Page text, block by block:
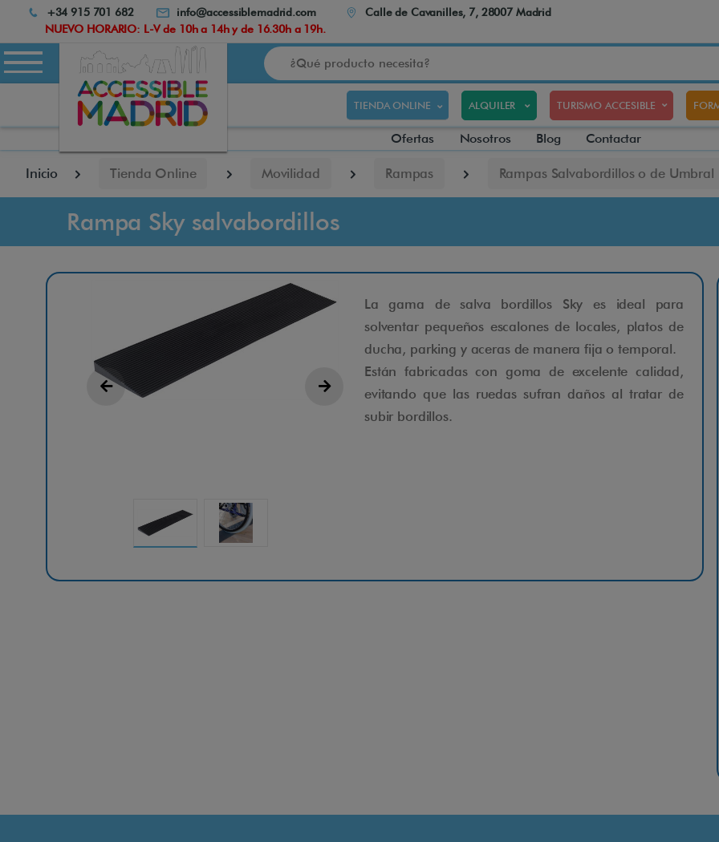
Atención:
sitio
cuenta
con
de
Control-
el
+34 915 701 682 info@accessiblemadrid.com
Calle de Cavanilles, 7, 28007 Madrid
NUEVO HORARIO: L-V de 10h a 14h y de 16.30h a 19h.
Buscar
TIENDA ONLINE ALQUILER TURISMO ACCESIBLE
Ofertas Nosotros Blog Contactar
Inicio Tienda Online Movilidad Rampas Rampas Salvabordillos o de Umbral
Rampa Sky salvabordillos
La gama de salva bordillos Sky es ideal para
solventar pequeños escalones de locales, platos de
ducha, parking y aceras de manera fija o temporal.
Están fabricadas con goma de excelente calidad,
evitando que las ruedas sufran daños al tratar de
subir bordillos.